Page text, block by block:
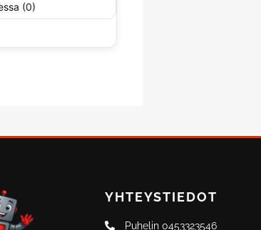
(0)
YHTEYSTIEDOT
Puhelin 0453323546